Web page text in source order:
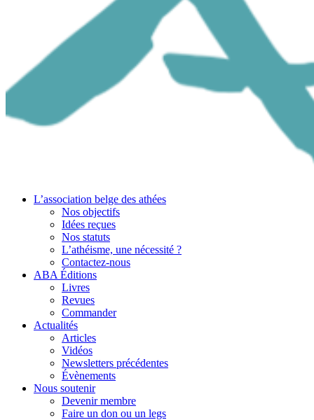
L’association belge des athées
Nos objectifs
Idées reçues
Nos statuts
L’athéisme, une nécessité ?
Contactez-nous
ABA Éditions
Livres
Revues
Commander
Actualités
Articles
Vidéos
Newsletters précédentes
Évènements
Nous soutenir
Devenir membre
Faire un don ou un legs